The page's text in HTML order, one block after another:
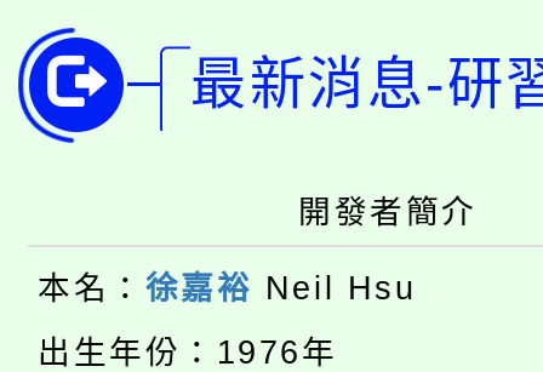
學籍身 分審查程序及
版
淨零綠領人才培育課程
公告本校115學年度第
桃園市115學年度學生
生本土語及新住民語歌
公告本校115學年度第
代理(課)教師甄選結果(
公告本校115學年度第
最新消息-研
開發者簡介
本名： 徐嘉裕 Neil Hsu
出生年份：1976年